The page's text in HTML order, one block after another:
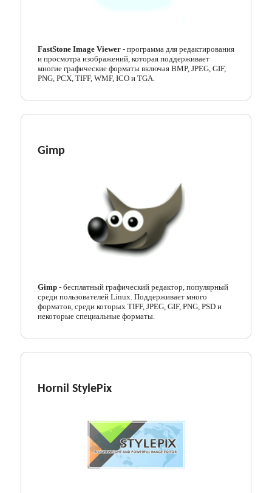
FastStone Image Viewer- программа для редактирования
и просмотра изображений, которая поддерживает
многие графические форматы включая BMP, JPEG, GIF,
PNG, PCX, TIFF, WMF, ICO и TGA.
Gimp
Gimp- бесплатный графический редактор, популярный
среди пользователей Linux. Поддерживает много
форматов, среди которых TIFF, JPEG, GIF, PNG, PSD и
некоторые специальные форматы.
Hornil StylePix